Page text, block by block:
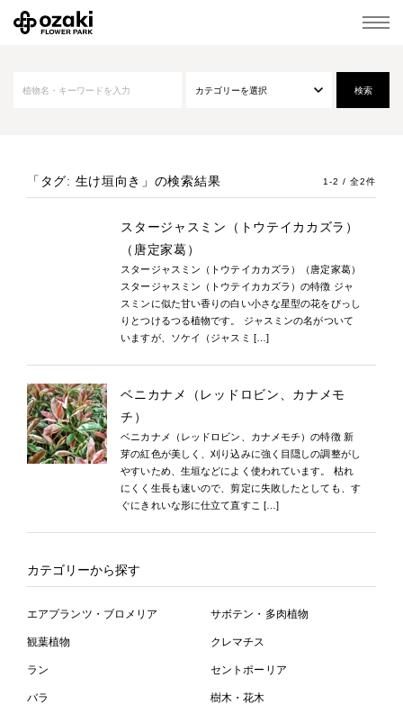
「タグ: 生け垣向き」 の検索結果 1-2 / 全2件
スタージャスミン（トウテイカカズラ）
（唐定家葛）
スタージャスミン（トウテイカカズラ）（唐定家葛）
スタージャスミン（トウテイカカズラ）の特徴 ジャ
スミンに似た甘い香りの白い小さな星型の花をびっし
りとつけるつる植物です。 ジャスミンの名がついて
いますが、ソケイ（ジャスミ […]
ベニカナメ（レッドロビン、カナメモ
チ）
ベニカナメ（レッドロビン、カナメモチ）の特徴 新
芽の紅色が美しく、刈り込みに強く目隠しの調整がし
やすいため、生垣などによく使われています。 枯れ
にくく生長も速いので、剪定に失敗したとしても、す
ぐにきれいな形に仕立て直すこ […]
カテゴリーから探す
エアプランツ・ブロメリア サボテン・多肉植物
観葉植物 クレマチス
ラン セントポーリア
バラ 樹木・花木